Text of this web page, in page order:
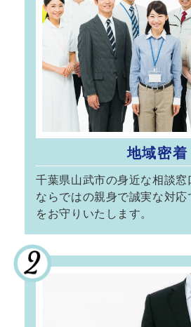
地域密着
千葉県山武市の身近な相談窓
ならではの親身で誠実な対応
をお守りいたします。